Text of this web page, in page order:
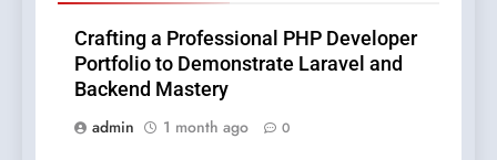
Crafting a Professional PHP Developer
Portfolio to Demonstrate Laravel and
Backend Mastery
admin
1 month ago 0